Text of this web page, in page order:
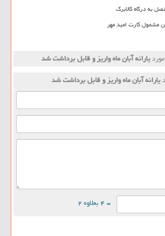
به درگاه کالابرگ
یارانه آبان ماه واریز و قابل برداشت شد
یارانه آبان ماه واریز و قابل برداشت شد
= ۴ بعلاوه ۲